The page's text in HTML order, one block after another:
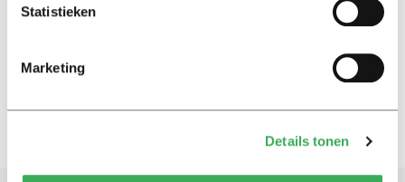
Statistieken
Marketing
Details tonen
Woody Allen brengt ons terug